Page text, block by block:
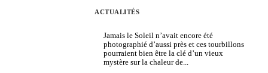
ACTUALITÉS
Jamais le Soleil n’avait encore été
photographié d’aussi près et ces tourbillons
pourraient bien être la clé d’un vieux
mystère sur la chaleur de...